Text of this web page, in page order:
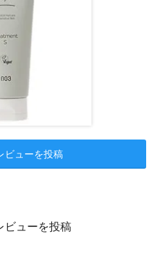
ビューを投稿
ビューを投稿